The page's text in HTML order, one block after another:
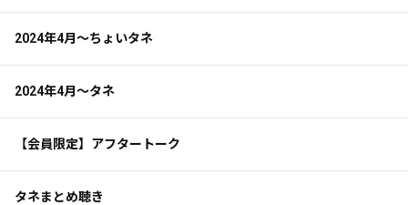
2024年4月～ちょいタネ
2024年4月～タネ
【会員限定】アフタートーク
タネまとめ聴き